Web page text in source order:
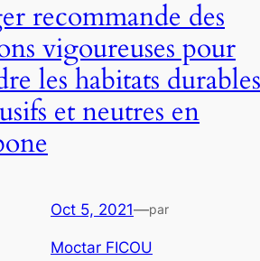
recommande des
vigoureuses pour
les habitats
et neutres en
Oct 5, 2021—par
Moctar FICOU